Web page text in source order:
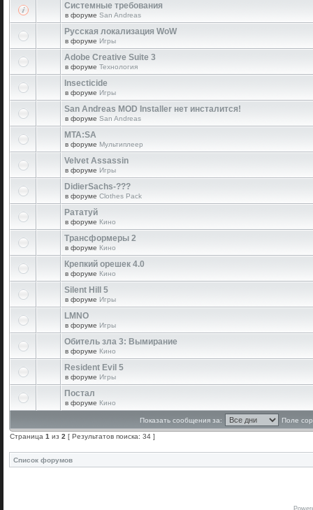
Системные требования
в форуме San Andreas
Русская локализация WoW
в форуме Игры
Adobe Creative Suite 3
в форуме Технология
Insecticide
в форуме Игры
San Andreas MOD Installer нет инсталится!
в форуме San Andreas
MTA:SA
в форуме Мультиплеер
Velvet Assassin
в форуме Игры
DidierSachs-???
в форуме Clothes Pack
Рататуй
в форуме Кино
Трансформеры 2
в форуме Кино
Крепкий орешек 4.0
в форуме Кино
Silent Hill 5
в форуме Игры
LMNO
в форуме Игры
Обитель зла 3: Вымирание
в форуме Кино
Resident Evil 5
в форуме Игры
Постал
в форуме Кино
Показать сообщения за: Поле
Страница 1 из 2 [ Результатов поиска: 34 ]
Список форумов